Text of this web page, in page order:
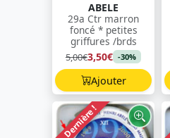
ABELE
29a Ctr marron
foncé * petites
griffures /brds
5,00€3,50€ -30%
Ajouter
Dernière !